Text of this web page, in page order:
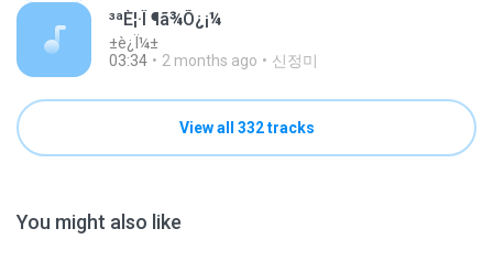
³ªÈ¦·Î ¶ã¾Õ¿¡¼­
±è¿Ï¼±
03:34
2 months ago 신정미
View all 332 tracks
You might also like